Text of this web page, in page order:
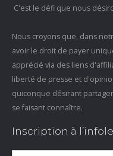
C'est le défi que nous
Nous croyons que, dans
avoir le droit de payer
apprécié via des liens
liberté de presse et
quiconque désirant
se faisant connaître.
Inscription à